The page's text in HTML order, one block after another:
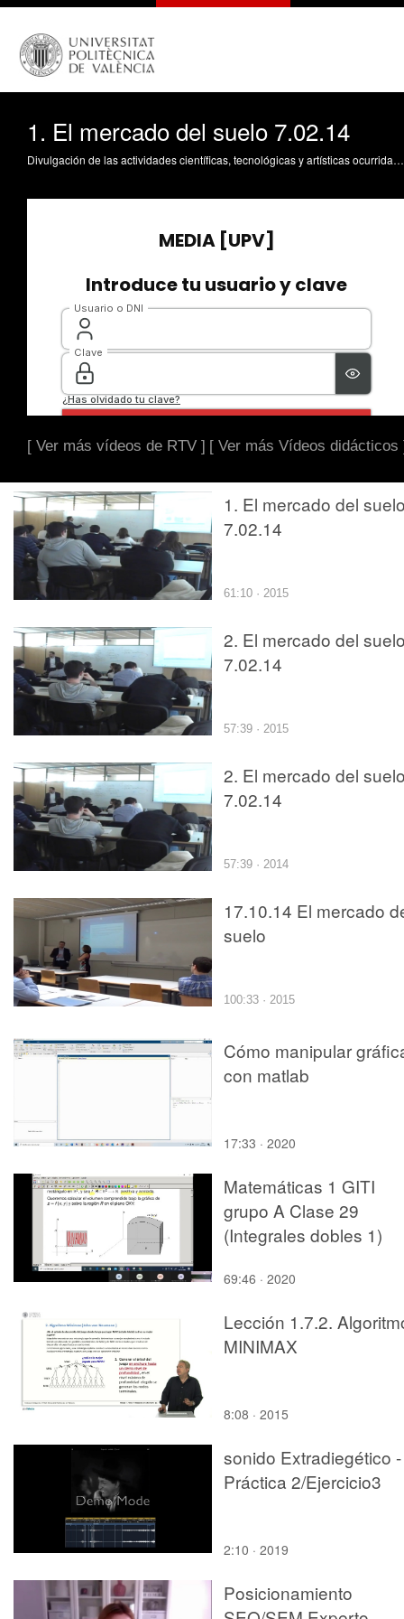
1. El mercado del suelo 7.02.14
Divulgación de las actividades científicas, tecnológicas y artísticas ocurridas en los tres campus de la UPV
[ Ver más vídeos de RTV ] [ Ver más Vídeos didácticos
1. El mercado del
7.02.14
61:10 · 2015
2. El mercado del
7.02.14
57:39 · 2015
2. El mercado del
7.02.14
57:39 · 2014
17.10.14 El mercado
suelo
100:33 · 2015
Cómo manipular
con matlab
17:33 · 2020
Matemáticas 1 GITI
grupo A Clase 29
(Integrales dobles 1)
69:46 · 2020
Lección 1.7.2.
MINIMAX
8:08 · 2015
sonido Extradiegético -
Práctica 2/Ejercicio3
2:10 · 2019
Posicionamiento